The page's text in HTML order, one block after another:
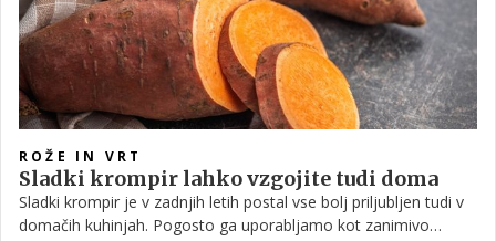
ROŽE IN VRT
Sladki krompir lahko vzgojite tudi doma
Sladki krompir je v zadnjih letih postal vse bolj priljubljen tudi v
domačih kuhinjah. Pogosto ga uporabljamo kot zanimivo